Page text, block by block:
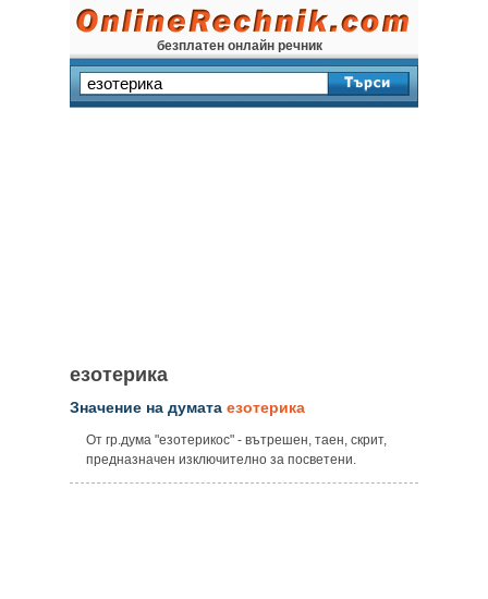
безплатен онлайн речник
езотерика
Значение на думата езотерика
От гр.дума "eзотерикос" - вътрешен, таен, скрит,
предназначен изключително за посветени.